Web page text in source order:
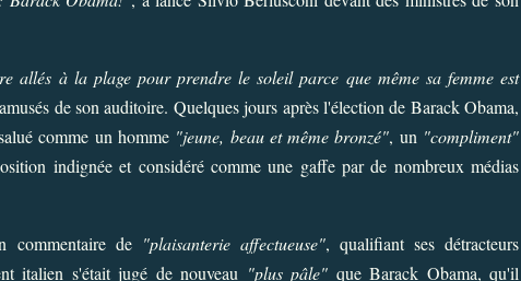
allés à la plage pour prendre le soleil parce que même sa femme est
de son auditoire. Quelques jours après l'élection de Barack Obama,
comme un homme "jeune, beau et même bronzé", un "compliment"
indignée et considéré comme une gaffe par de nombreux médias
commentaire de "plaisanterie affectueuse", qualifiant ses détracteurs
italien s'était jugé de nouveau "plus pâle" que Barack Obama, qu'il